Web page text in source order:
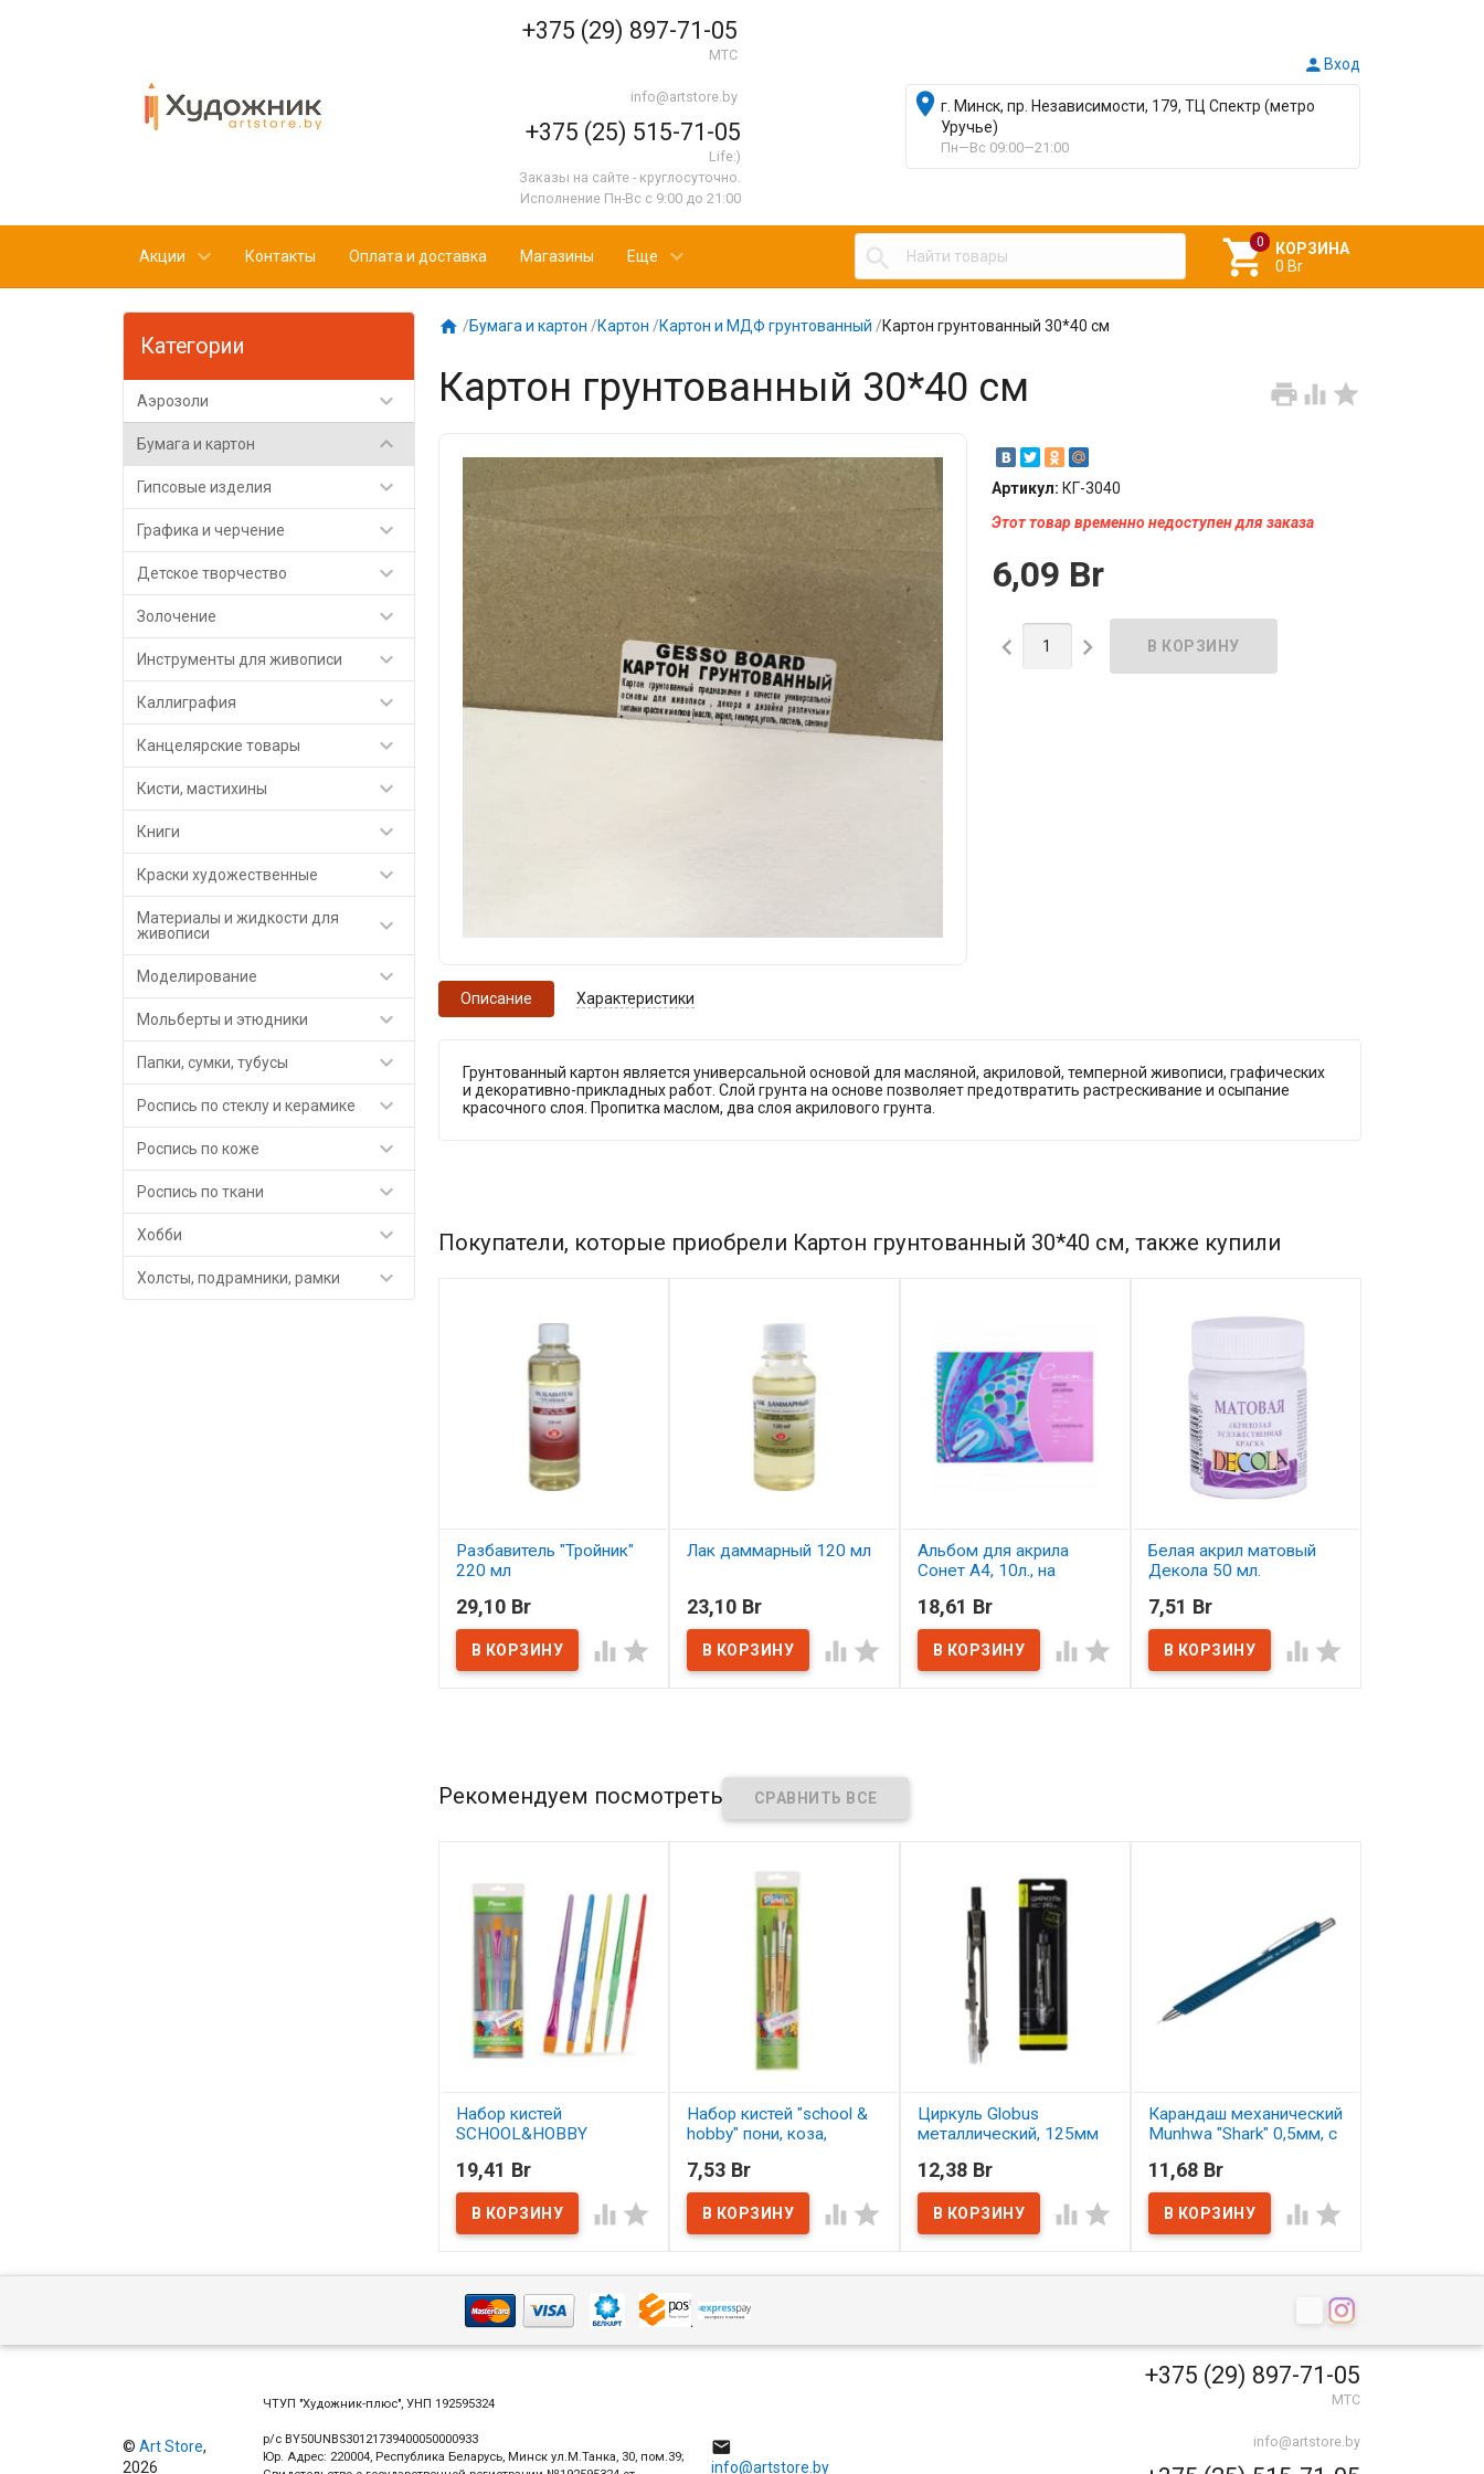
+375 (29) 897-71-05
МТС
info@artstore.by
+375 (25) 515-71-05
Life:)
Заказы на сайте - круглосуточно.
Исполнение Пн-Вс с 9:00 до 21:00
Вход
г. Минск, пр. Независимости, 179, ТЦ Спектр (метро
Уручье)
Пн—Вс 09:00—21:00
Акции Контакты Оплата и доставка Магазины Еще  
КОРЗИНА
0 Br
Категории
Аэрозоли 
Бумага и картон 
Гипсовые изделия 
Графика и черчение 
Детское творчество 
Золочение 
Инструменты для живописи 
Каллиграфия 
Канцелярские товары 
Кисти, мастихины 
Книги 
Краски художественные 
Материалы и жидкости для
живописи

Моделирование 
Мольберты и этюдники 
Папки, сумки, тубусы 
Роспись по стеклу и керамике 
Роспись по коже 
Роспись по ткани 
Хобби 
Холсты, подрамники, рамки 
 /Бумага и картон /Картон /Картон и МДФ грунтованный /Картон грунтованный 30*40 см
  
Картон грунтованный 30*40 см
Артикул: КГ-3040
Этот товар временно недоступен для заказа
6,09 Br
 
Описание Характеристики
Грунтованный картон является универсальной основой для масляной, акриловой, темперной живописи, графических
и декоративно-прикладных работ. Слой грунта на основе позволяет предотвратить растрескивание и осыпание
красочного слоя. Пропитка маслом, два слоя акрилового грунта.
Покупатели, которые приобрели Картон грунтованный 30*40 см, также купили
Разбавитель "Тройник"
220 мл
В наличии
29,10 Br
 
Лак даммарный 120 мл
23,10 Br
 
Альбом для акрила
Сонет А4, 10л., на
В наличии
18,61 Br
 
Белая акрил матовый
Декола 50 мл.
В наличии
7,51 Br
 
Рекомендуем посмотреть
Набор кистей
SCHOOL&HOBBY
АССОРТИ
В наличии
19,41 Br
 
Набор кистей "school &
hobby" пони, коза,
В наличии
7,53 Br
 
Циркуль Globus
металлический, 125мм
В наличии
12,38 Br
 
Карандаш механический
Munhwa "Shark" 0,5мм, с
В наличии
11,68 Br
 
©Art Store,
2026
ЧТУП "Художник-плюс", УНП 192595324
р/с BY50UNBS30121739400050000933
Юр. Адрес: 220004, Республика Беларусь, Минск ул.М.Танка, 30, пом.39;

info@artstore.by
+375 (29) 897-71-05
МТС
info@artstore.by